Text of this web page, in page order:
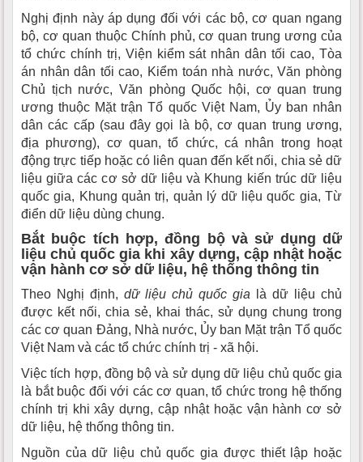
Nghị định này áp dụng đối với các bộ, cơ quan ngang
bộ, cơ quan thuộc Chính phủ, cơ quan trung ương của
tổ chức chính trị, Viện kiểm sát nhân dân tối cao, Tòa
án nhân dân tối cao, Kiểm toán nhà nước, Văn phòng
Chủ tịch nước, Văn phòng Quốc hội, cơ quan trung
ương thuộc Mặt trận Tổ quốc Việt Nam, Ủy ban nhân
dân các cấp (sau đây gọi là bộ, cơ quan trung ương,
địa phương), cơ quan, tổ chức, cá nhân trong hoạt
động trực tiếp hoặc có liên quan đến kết nối, chia sẻ dữ
liệu giữa các cơ sở dữ liệu và Khung kiến trúc dữ liệu
quốc gia, Khung quản trị, quản lý dữ liệu quốc gia, Từ
điển dữ liệu dùng chung.
Bắt buộc tích hợp, đồng bộ và sử dụng dữ
liệu chủ quốc gia khi xây dựng, cập nhật hoặc
vận hành cơ sở dữ liệu, hệ thống thông tin
Theo Nghị định, dữ liệu chủ quốc gia là dữ liệu chủ
được kết nối, chia sẻ, khai thác, sử dụng chung trong
các cơ quan Đảng, Nhà nước, Ủy ban Mặt trận Tổ quốc
Việt Nam và các tổ chức chính trị - xã hội.
Việc tích hợp, đồng bộ và sử dụng dữ liệu chủ quốc gia
là bắt buộc đối với các cơ quan, tổ chức trong hệ thống
chính trị khi xây dựng, cập nhật hoặc vận hành cơ sở
dữ liệu, hệ thống thông tin.
Nguồn của dữ liệu chủ quốc gia được thiết lập hoặc